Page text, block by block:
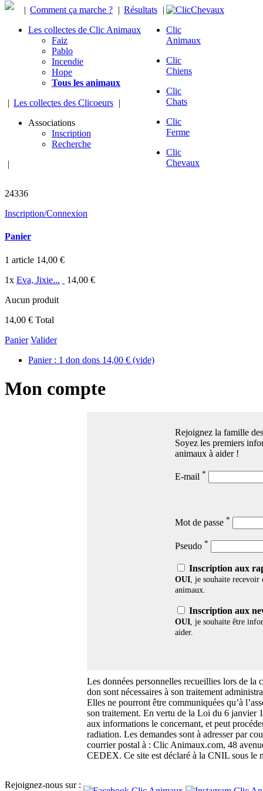
| Comment ça marche ? | Résultats |
Les collectes de Clic Animaux
Faiz
Pablo
Incendie
Hope
Tous les animaux
| Les collectes des Clicoeurs |
Associations
Inscription
Recherche
|
Clic
Animaux
Clic
Chiens
Clic
Chats
Clic
Ferme
Clic
Chevaux
24336
Inscription/Connexion
Panier
1 article 14,00 €
1x Eva, Jixie...
14,00 €
Aucun produit
14,00 € Total
Panier Valider
Panier : 1 don dons 14,00 € (vide)
Mon compte
Rejoignez la famille
Soyez les premiers
animaux à aider !
E-mail *
Mot de passe *
Pseudo *
Inscription aux
OUI, je souhaite
animaux.
Inscription aux
OUI, je souhaite être
aider.
Les données personnelles recueillies lors de la
don sont nécessaires à son traitement
Elles ne pourront être communiquées qu’à
son traitement. En vertu de la Loi du 6 janvier
aux informations le concernant, et peut
radiation. Les demandes sont à adresser par
courrier postal à : Clic Animaux.com, 48
CEDEX. Ce site est déclaré à la CNIL sous le
Rejoignez-nous sur :